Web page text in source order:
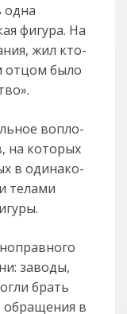
одна
фигура. На
жил кто-
отцом было
вопло­
на которых
в оди­нако­
телами
заводы,
брать
обра­щения в